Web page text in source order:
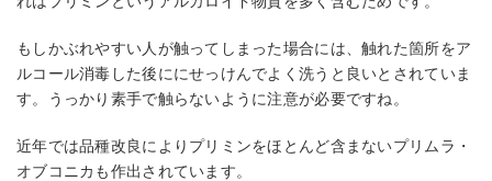
もしかぶれやすい人が触ってしまった場合には、触れた箇所をア
ルコール消毒した後ににせっけんでよく洗うと良いとされていま
す。うっかり素手で触らないように注意が必要ですね。
近年では品種改良によりプリミンをほとんど含まないプリムラ・
オブコニカも作出されています。